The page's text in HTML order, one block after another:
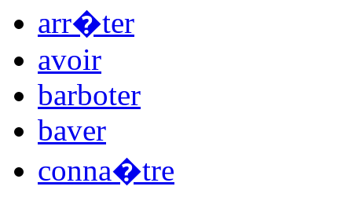
arr�ter
avoir
barboter
baver
conna�tre